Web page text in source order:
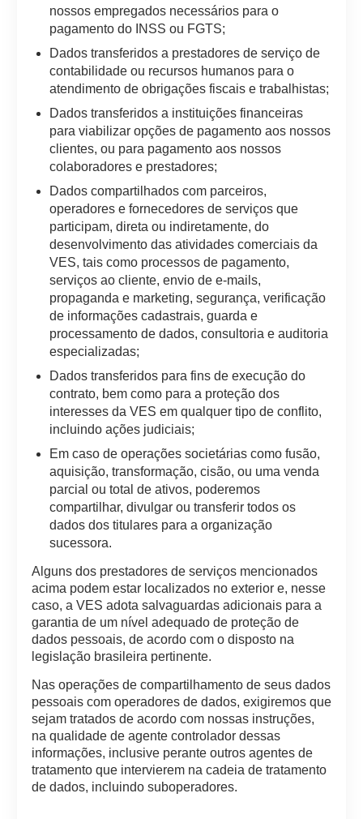
nossos empregados necessários para o
pagamento do INSS ou FGTS;
Dados transferidos a prestadores de serviço de
contabilidade ou recursos humanos para o
atendimento de obrigações fiscais e trabalhistas;
Dados transferidos a instituições financeiras
para viabilizar opções de pagamento aos nossos
clientes, ou para pagamento aos nossos
colaboradores e prestadores;
Dados compartilhados com parceiros,
operadores e fornecedores de serviços que
participam, direta ou indiretamente, do
desenvolvimento das atividades comerciais da
VES, tais como processos de pagamento,
serviços ao cliente, envio de e-mails,
propaganda e marketing, segurança, verificação
de informações cadastrais, guarda e
processamento de dados, consultoria e auditoria
especializadas;
Dados transferidos para fins de execução do
contrato, bem como para a proteção dos
interesses da VES em qualquer tipo de conflito,
incluindo ações judiciais;
Em caso de operações societárias como fusão,
aquisição, transformação, cisão, ou uma venda
parcial ou total de ativos, poderemos
compartilhar, divulgar ou transferir todos os
dados dos titulares para a organização
sucessora.
Alguns dos prestadores de serviços mencionados
acima podem estar localizados no exterior e, nesse
caso, a VES adota salvaguardas adicionais para a
garantia de um nível adequado de proteção de
dados pessoais, de acordo com o disposto na
legislação brasileira pertinente.
Nas operações de compartilhamento de seus dados
pessoais com operadores de dados, exigiremos que
sejam tratados de acordo com nossas instruções,
na qualidade de agente controlador dessas
informações, inclusive perante outros agentes de
tratamento que intervierem na cadeia de tratamento
de dados, incluindo suboperadores.